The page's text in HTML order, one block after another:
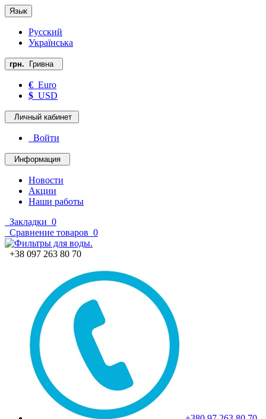
Язык
Русский
Українська
грн. Гривна
€ Euro
$ USD
Личный кабинет
Войти
Информация
Новости
Акции
Наши работы
Закладки 0
Сравнение товаров 0
+38 097 263 80 70